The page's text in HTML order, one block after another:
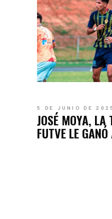
5 DE JUNIO DE 2025
JOSÉ MOYA, LA
FUTVE LE